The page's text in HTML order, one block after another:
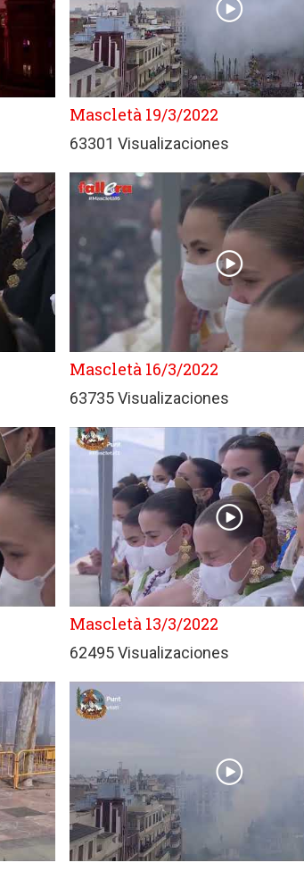
Mascletà 19/3/2022
63301 Visualizaciones
Mascletà 16/3/2022
63735 Visualizaciones
Mascletà 13/3/2022
62495 Visualizaciones